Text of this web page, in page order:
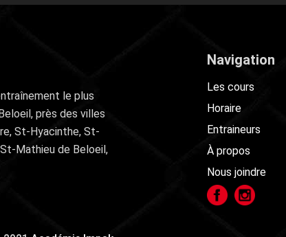
le plus
près des villes
St-Hyacinthe, St-
Mathieu de Beloeil,
Navigation
Les cours
Horaire
Entraineurs
À propos
Nous joindre